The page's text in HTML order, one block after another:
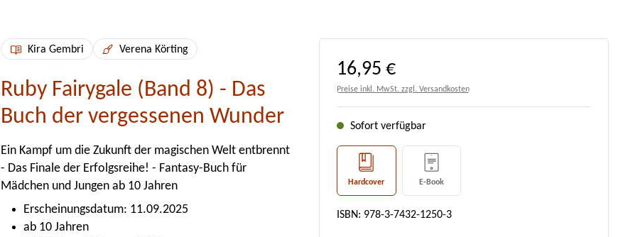
Kira Gembri Verena Körting
Ruby Fairygale (Band 8) - Das
Buch der vergessenen Wunder
Ein Kampf um die Zukunft der magischen Welt entbrennt
- Das Finale der Erfolgsreihe! - Fantasy-Buch für
Mädchen und Jungen ab 10 Jahren
Erscheinungsdatum: 11.09.2025
ab 10 Jahren
Regulärer Preis:
16,95 €
Preise inkl. MwSt. zzgl. Versandkosten
Sofort verfügbar
Hardcover E-Book
ISBN: 978-3-7432-1250-3